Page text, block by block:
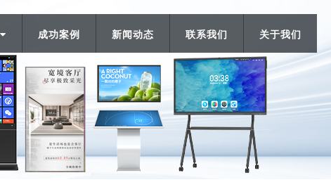
成功案例 新闻动态 联系我们 关于我们